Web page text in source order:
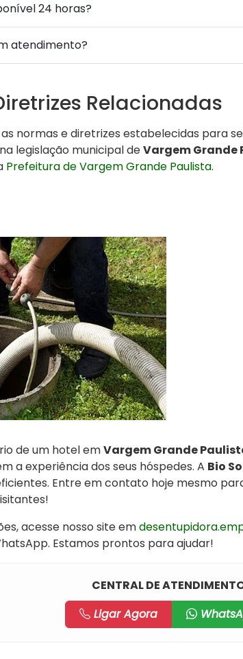
24 horas?
atendimento?
Relacionadas
normas e diretrizes estabelecidas para
legislação municipal deVargem Grande
Prefeitura de Vargem Grande Paulista.
de um hotel emVargem Grande
a experiência dos seus hóspedes. A Bio
Entre em contato hoje mesmo
acesse nosso site em
Estamos prontos para ajudar!
CENTRAL DE
Ligar Agora